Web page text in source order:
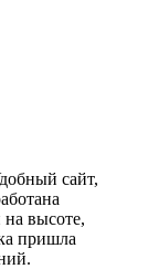
сайт,
на высоте,
пришла